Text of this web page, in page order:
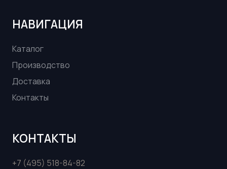
НАВИГАЦИЯ
Каталог
Производство
Доставка
Контакты
КОНТАКТЫ
+7 (495) 518-84-82